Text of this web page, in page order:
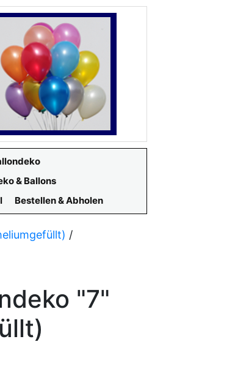
& Ballons
Bestellen & Abholen
/
"7"